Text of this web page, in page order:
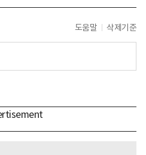
도움말 삭제기준